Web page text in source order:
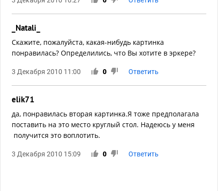
_Natali_
Скажите, пожалуйста, какая-нибудь картинка
понравилась? Определились, что Вы хотите в эркере?
3 Декабря 2010 11:00 0 Ответить
elik71
да, понравилась вторая картинка.Я тоже предполагала
поставить на это место круглый стол. Надеюсь у меня
получится это воплотить.
3 Декабря 2010 15:09 0 Ответить